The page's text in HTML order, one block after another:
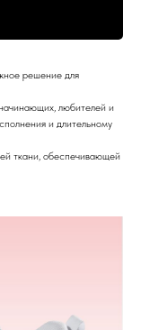
решение для
любителей и
и длительному
ткани, обеспечивающей